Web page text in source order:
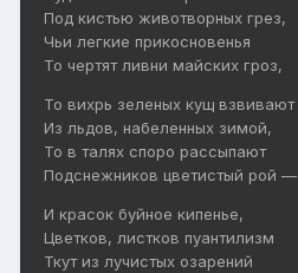
Под кистью животворных грез,
Чьи легкие прикосновенья
То чертят ливни майских гроз,
То вихрь зеленых кущ взвивают
Из льдов, набеленных зимой,
То в талях споро рассыпают
Подснежников цветистый рой —
И красок буйное кипенье,
Цветков, листков пуантилизм
Ткут из лучистых озарений